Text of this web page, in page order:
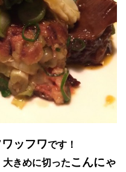
ワッフワです！
大きめに切ったこんにゃ